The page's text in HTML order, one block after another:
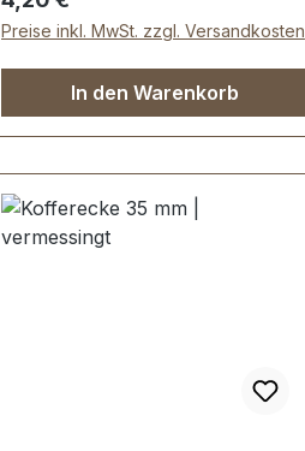
Lieferumfang: 1 Stück
Kofferscharnier
Preise inkl. MwSt. zzgl. Versandkosten
In den Warenkorb